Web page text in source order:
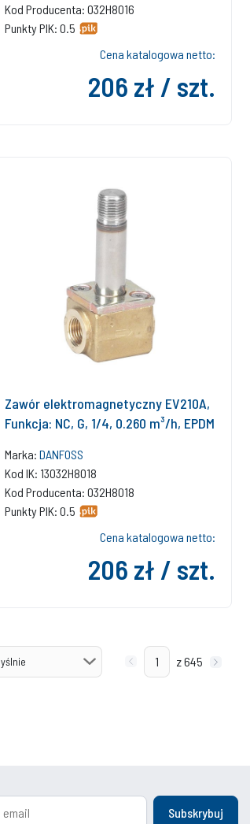
Kod Producenta: 032H8016
Punkty PIK: 0.5
Cena katalogowa netto:
206 zł / szt.
Zawór elektromagnetyczny EV210A,
Funkcja: NC, G, 1/4, 0.260 m³/h, EPDM
Marka: DANFOSS
Kod IK: 13032H8018
Kod Producenta: 032H8018
Punkty PIK: 0.5
Cena katalogowa netto:
206 zł / szt.
z 645
Subskrybuj